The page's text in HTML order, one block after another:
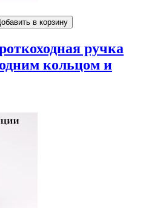
ручка
одним кольцом и